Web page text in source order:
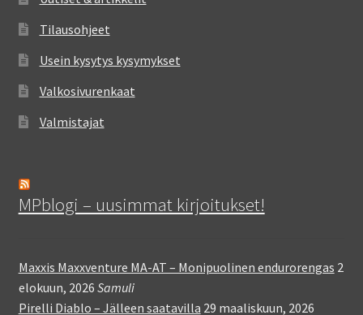
Tilausohjeet
Usein kysytys kysymykset
Valkosivurenkaat
Valmistajat
MPblogi – uusimmat kirjoitukset!
Maxxis Maxxventure MA-AT – Monipuolinen endurorengas 2
elokuun, 2026 Samuli
Pirelli Diablo – Jälleen saatavilla 29 maaliskuun, 2026